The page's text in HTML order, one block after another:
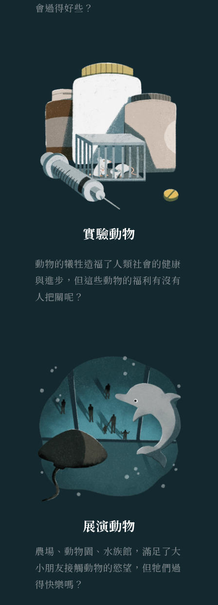
會過得好些？
實驗動物
動物的犧牲造福了人類社會的健康
與進步，但這些動物的福利有沒有
人把關呢？
展演動物
農場、動物園、水族館，滿足了大
小朋友接觸動物的慾望，但牠們過
得快樂嗎？